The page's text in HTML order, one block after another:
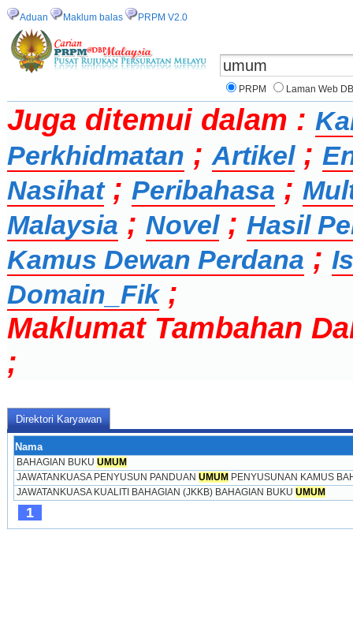
Aduan Maklum balas PRPM V2.0
PRPM Laman Web
Juga ditemui dalam :
Perkhidmatan ; Artikel;
Nasihat; Peribahasa ;
Malaysia ; Novel; Hasil
Kamus Dewan Perdana ;
Domain_Fik;
Maklumat Tambahan
;
Direktori Karyawan
Nama
BAHAGIAN BUKU UMUM
JAWATANKUASA PENYUSUN PANDUAN UMUM PENYUSUNAN KAMUS
JAWATANKUASA KUALITI BAHAGIAN (JKKB) BAHAGIAN BUKU UMUM
1